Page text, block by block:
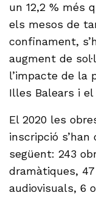
un 12,2 % més
els mesos de
confinament,
augment de
l’impacte de la
Illes Balears i
El 2020 les
inscripció
següent: 243
dramàtiques,
audiovisuals, 6